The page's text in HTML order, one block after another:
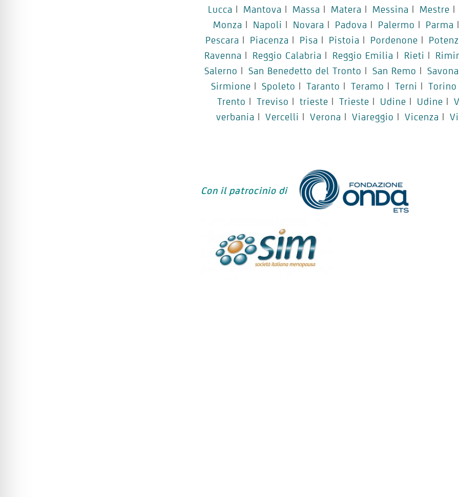
Lucca | Mantova | Massa | Matera | Messina | Mestre |
Monza | Napoli | Novara | Padova | Palermo | Parma |
Pescara | Piacenza | Pisa | Pistoia | Pordenone |
Ravenna | Reggio Calabria | Reggio Emilia | Rieti |
Salerno | San Benedetto del Tronto | San Remo | Savona
Sirmione | Spoleto | Taranto | Teramo | Terni | Torino
Trento | Treviso | trieste | Trieste | Udine | Udine |
verbania | Vercelli | Verona | Viareggio | Vicenza |
Con il patrocinio di